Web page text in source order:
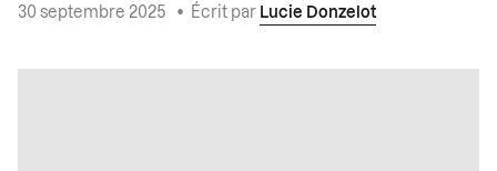
30 septembre 2025 • Écrit par Lucie Donzelot